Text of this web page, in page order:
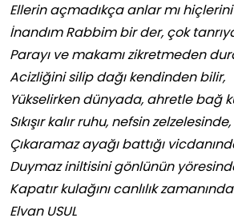
Ellerin açmadıkça anlar mı
İnandım Rabbim bir der, çok
Parayı ve makamı zikretmeden
Acizliğini silip dağı kendinden bilir,
Yükselirken dünyada, ahretle bağ
Sıkışır kalır ruhu, nefsin zelzelesinde,
Çıkaramaz ayağı battığı
Duymaz iniltisini gönlünün
Kapatır kulağını canlılık
Elvan USUL